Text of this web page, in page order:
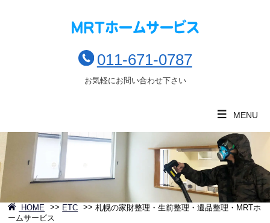
011-671-0787
お気軽にお問い合わせ下さい
MENU
HOME >> ETC >>札幌の家財整理・生前整理・遺品整理・MRTホ
ームサービス